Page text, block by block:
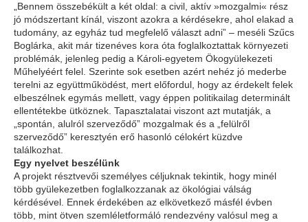
„Bennem összebékült a két oldal: a civil, aktív »mozgalmi« rész
jó módszertant kínál, viszont azokra a kérdésekre, ahol elakad a
tudomány, az egyház tud megfelelő választ adni” – meséli Szűcs
Boglárka, akit már tizenéves kora óta foglalkoztattak környezeti
problémák, jelenleg pedig a Károli-egyetem Ökogyülekezeti
Műhelyéért felel. Szerinte sok esetben azért nehéz jó mederbe
terelni az együttműködést, mert előfordul, hogy az érdekelt felek
elbeszélnek egymás mellett, vagy éppen politikailag determinált
ellentétekbe ütköznek. Tapasztalatai viszont azt mutatják, a
„spontán, alulról szerveződő” mozgalmak és a „felülről
szerveződő” keresztyén erő hasonló célokért küzdve
találkozhat.
Egy nyelvet beszélünk
A projekt résztvevői személyes céljuknak tekintik, hogy minél
több gyülekezetben foglalkozzanak az ökológiai válság
kérdésével. Ennek érdekében az elkövetkező másfél évben
több, mint ötven szemléletformáló rendezvény valósul meg a